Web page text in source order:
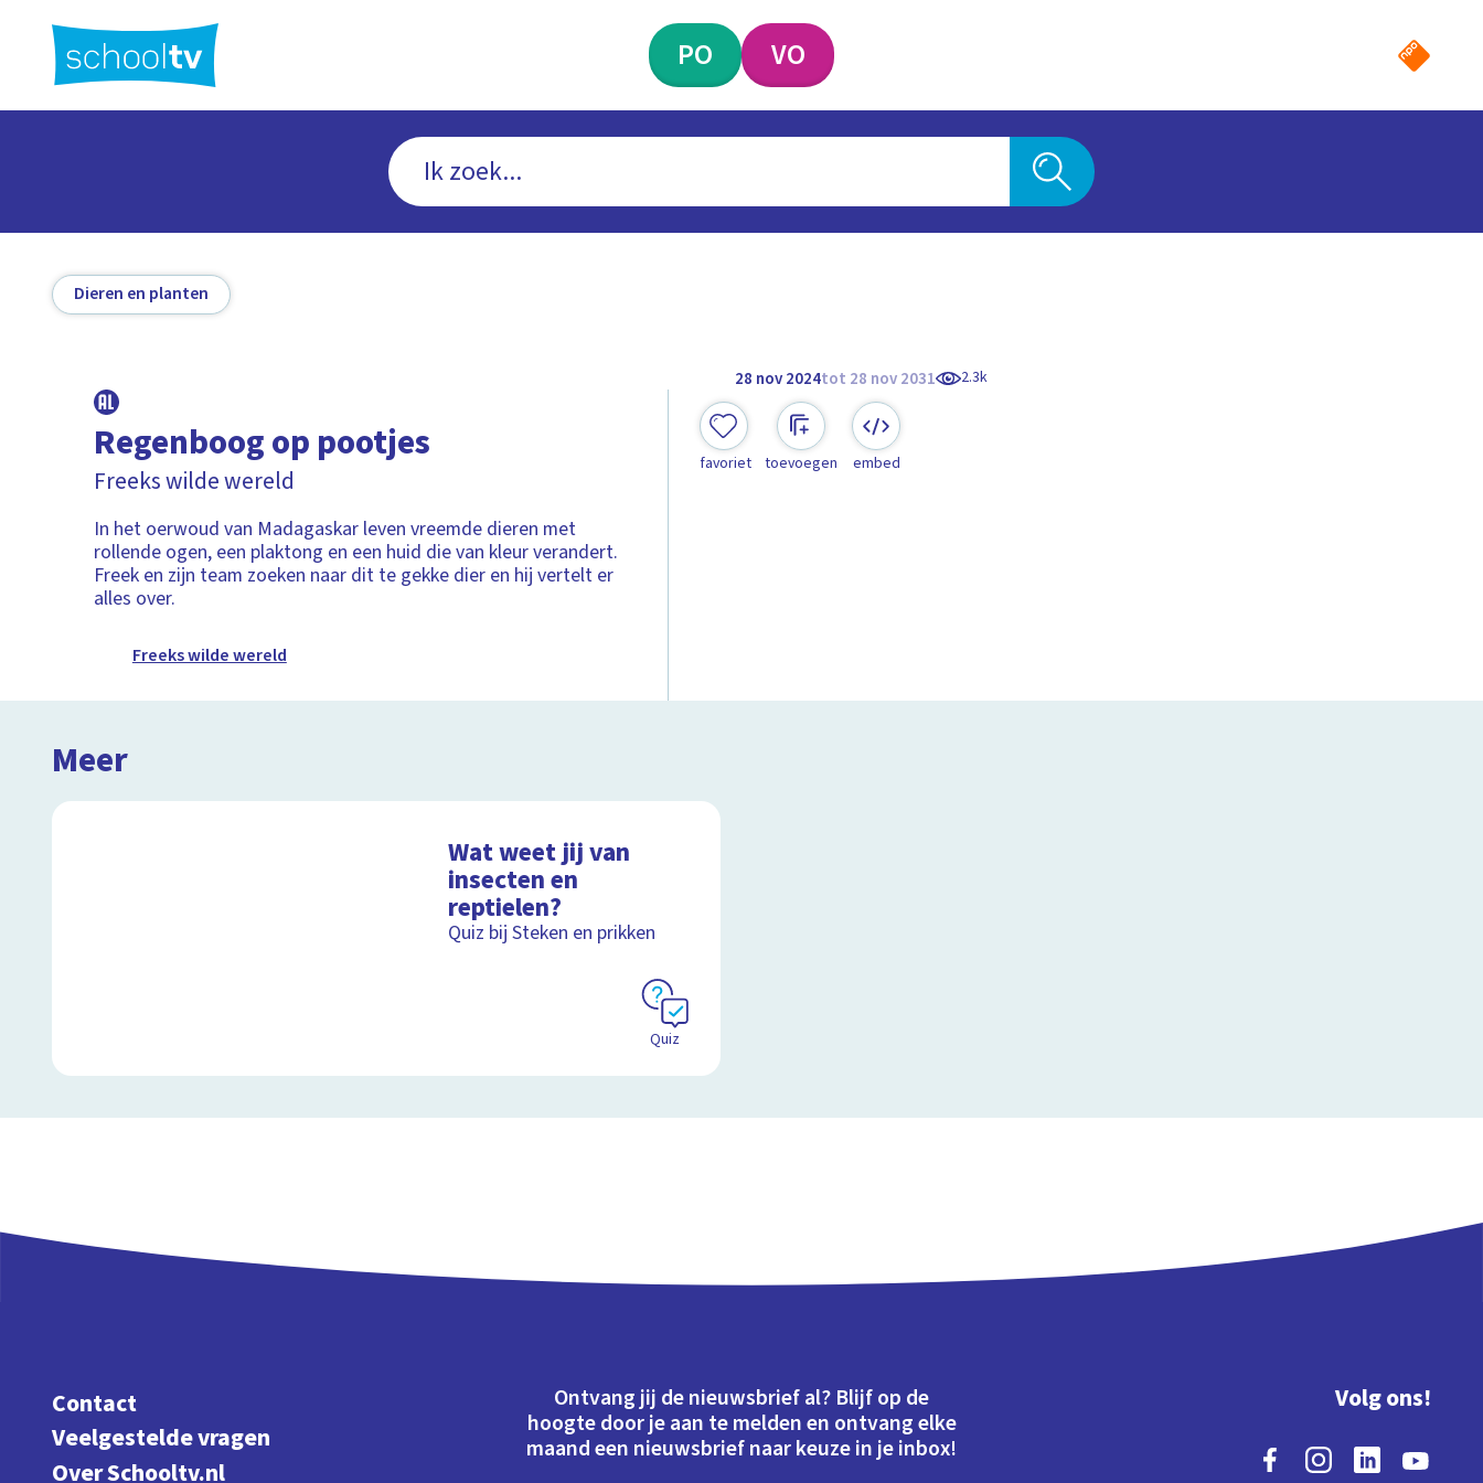
hoofdinhoud
PO VO
Dieren en planten
28 nov 2024tot 28 nov 2031 2.3k
Regenboog op pootjes
Freeks wilde wereld
In het oerwoud van Madagaskar leven vreemde dieren met
rollende ogen, een plaktong en een huid die van kleur verandert.
Freek en zijn team zoeken naar dit te gekke dier en hij vertelt er
alles over.
Freeks wilde wereld
favoriet toevoegen embed
Meer
Wat weet jij van
insecten en
reptielen?
Quiz bij Steken en prikken
Quiz
Contact
Veelgestelde vragen
Over Schooltv.nl
Ontvang jij de nieuwsbrief al? Blijf op de
hoogte door je aan te melden en ontvang elke
maand een nieuwsbrief naar keuze in je inbox!
Volg ons!